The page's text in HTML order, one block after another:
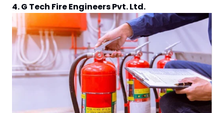
4. G Tech Fire Engineers Pvt. Ltd.